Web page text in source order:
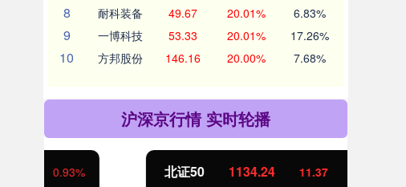
8 耐科装备 49.67 20.01% 6.83%
9 一博科技 53.33 20.01% 17.26%
10 方邦股份 146.16 20.00% 7.68%
沪深京行情 实时轮播
1134.24 11.37 1.01%